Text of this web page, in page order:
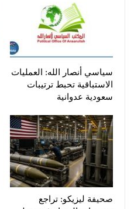
سياسي أنصار الله: العمليات
الاستباقية تحبط ترتيبات
سعودية عدوانية
صحيفة ليزيكو: تراجع